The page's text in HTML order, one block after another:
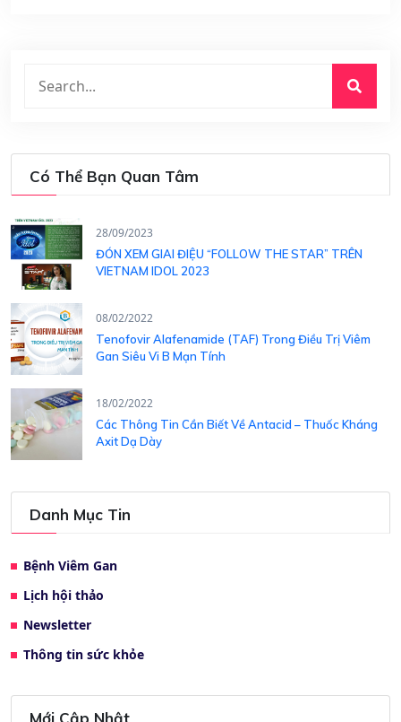
Có Thể Bạn Quan Tâm
28/09/2023
ĐÓN XEM GIAI ĐIỆU “FOLLOW THE STAR” TRÊN
VIETNAM IDOL 2023
08/02/2022
Tenofovir Alafenamide (TAF) Trong Điều Trị Viêm
Gan Siêu Vi B Mạn Tính
18/02/2022
Các Thông Tin Cần Biết Về Antacid – Thuốc Kháng
Axit Dạ Dày
Danh Mục Tin
Bệnh Viêm Gan
Lịch hội thảo
Newsletter
Thông tin sức khỏe
Mới Cập Nhật